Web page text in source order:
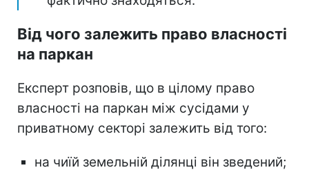
Від чого залежить право власності
на паркан
Експерт розповів, що в цілому право
власності на паркан між сусідами у
приватному секторі залежить від того:
на чиїй земельній ділянці він зведений;